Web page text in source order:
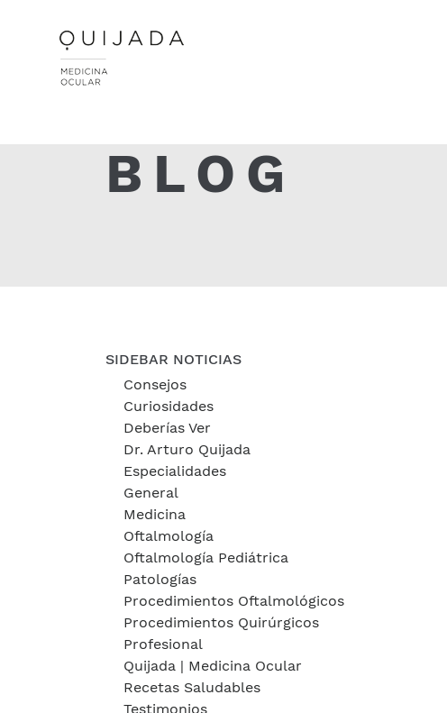
BLOG
SIDEBAR NOTICIAS
Consejos
Curiosidades
Deberías Ver
Dr. Arturo Quijada
Especialidades
General
Medicina
Oftalmología
Oftalmología Pediátrica
Patologías
Procedimientos Oftalmológicos
Procedimientos Quirúrgicos
Profesional
Quijada | Medicina Ocular
Recetas Saludables
Testimonios